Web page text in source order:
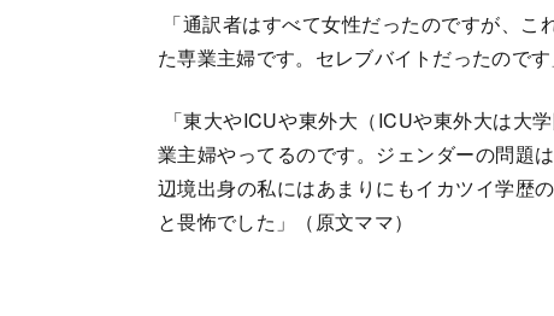
「通訳者はすべて女性だったのですが、
た専業主婦です。セレブバイトだったのです
「東大やICUや東外大（ICUや東外大は大
業主婦やってるのです。ジェンダーの問題
辺境出身の私にはあまりにもイカツイ学歴
と畏怖でした」（原文ママ）